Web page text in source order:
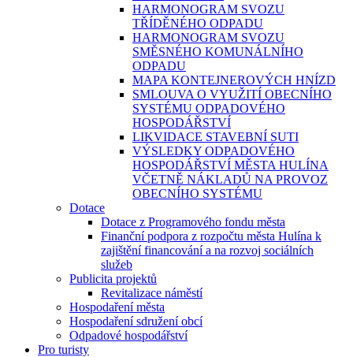
HARMONOGRAM SVOZU
TŘÍDĚNÉHO ODPADU
HARMONOGRAM SVOZU
SMĚSNÉHO KOMUNÁLNÍHO
ODPADU
MAPA KONTEJNEROVÝCH HNÍZD
SMLOUVA O VYUŽITÍ OBECNÍHO
SYSTÉMU ODPADOVÉHO
HOSPODÁŘSTVÍ
LIKVIDACE STAVEBNÍ SUTI
VÝSLEDKY ODPADOVÉHO
HOSPODÁŘSTVÍ MĚSTA HULÍNA
VČETNĚ NÁKLADŮ NA PROVOZ
OBECNÍHO SYSTÉMU
Dotace
Dotace z Programového fondu města
Finanční podpora z rozpočtu města Hulína k
zajištění financování a na rozvoj sociálních
služeb
Publicita projektů
Revitalizace náměstí
Hospodaření města
Hospodaření sdružení obcí
Odpadové hospodářství
Pro turisty